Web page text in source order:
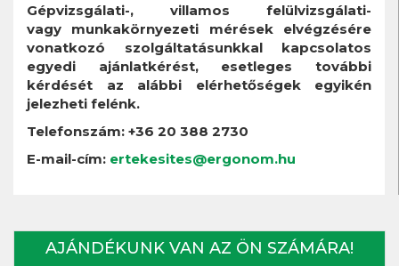
Gépvizsgálati-, villamos felülvizsgálati-
vagy munkakörnyezeti mérések elvégzésére
vonatkozó szolgáltatásunkkal kapcsolatos
egyedi ajánlatkérést, esetleges további
kérdését az alábbi elérhetőségek egyikén
jelezheti felénk.
Telefonszám: +36 20 388 2730
E-mail-cím: ertekesites@ergonom.hu
AJÁNDÉKUNK VAN AZ ÖN SZÁMÁRA!